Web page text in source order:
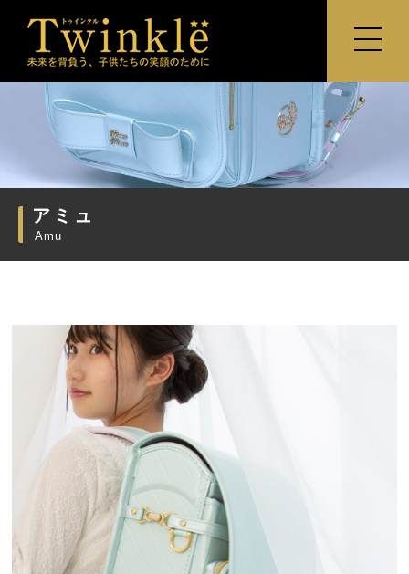
Contents
HOME
展示会情報
お問い合わせ
住所
TEL 0587-50-7001
アミュ
Amu